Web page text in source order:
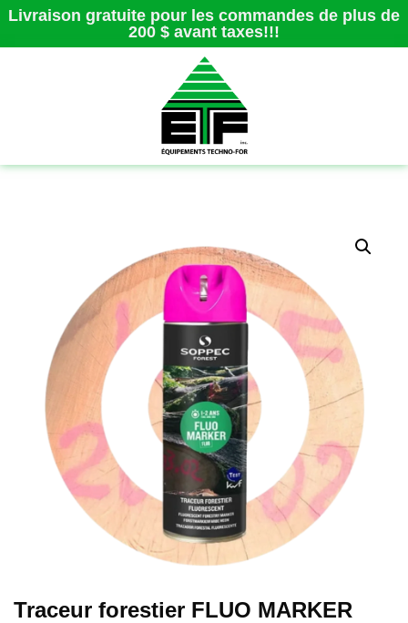
Livraison gratuite pour les commandes de plus de
200 $ avant taxes!!!
Traceur forestier FLUO MARKER